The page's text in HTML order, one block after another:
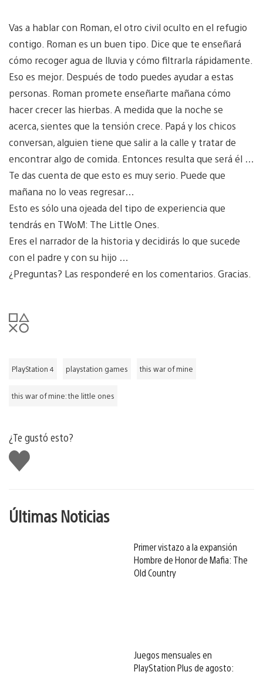
Vas a hablar con Roman, el otro civil oculto en el refugio
contigo. Roman es un buen tipo. Dice que te enseñará
cómo recoger agua de lluvia y cómo filtrarla rápidamente.
Eso es mejor. Después de todo puedes ayudar a estas
personas. Roman promete enseñarte mañana cómo
hacer crecer las hierbas. A medida que la noche se
acerca, sientes que la tensión crece. Papá y los chicos
conversan, alguien tiene que salir a la calle y tratar de
encontrar algo de comida. Entonces resulta que será él …
Te das cuenta de que esto es muy serio. Puede que
mañana no lo veas regresar…
Esto es sólo una ojeada del tipo de experiencia que
tendrás en TWoM: The Little Ones.
Eres el narrador de la historia y decidirás lo que sucede
con el padre y con su hijo …
¿Preguntas? Las responderé en los comentarios. Gracias.
PlayStation 4 playstation games this war of mine
this war of mine: the little ones
¿Te gustó esto?
Me
gusta
Últimas Noticias
Primer vistazo a la expansión
Hombre de Honor de Mafia: The
Old Country
Juegos mensuales en
PlayStation Plus de agosto: